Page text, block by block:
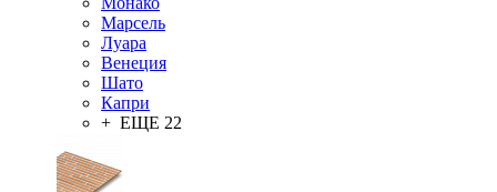
Марсель
Луара
Венеция
Шато
Капри
+ ЕЩЕ 22